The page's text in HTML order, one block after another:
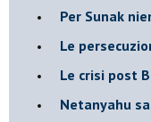
Per Sunak
Le
Le crisi post
Netanyahu